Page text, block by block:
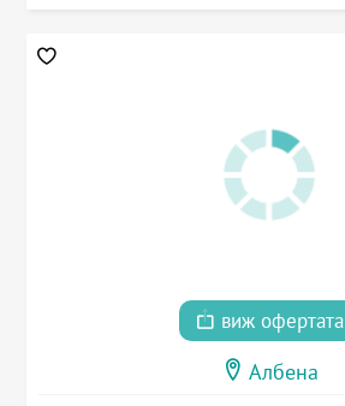
виж офертата
Албена